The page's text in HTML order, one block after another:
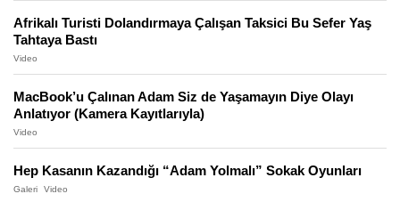
Afrikalı Turisti Dolandırmaya Çalışan Taksici Bu Sefer Yaş
Tahtaya Bastı
Video
MacBook’u Çalınan Adam Siz de Yaşamayın Diye Olayı
Anlatıyor (Kamera Kayıtlarıyla)
Video
Hep Kasanın Kazandığı “Adam Yolmalı” Sokak Oyunları
Galeri Video